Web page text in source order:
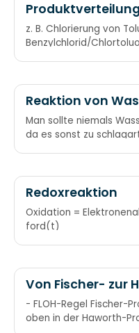
Halogenierung
z. B. Chlorierung von
Benzylchlorid/
Reaktion von
Man sollte niemals
da es sonst zu
Säure,
Redoxreaktion
Oxidation =
ford(t)
Von Fischer- zur
- FLOH-Regel Fischer-
oben in der Haworth-